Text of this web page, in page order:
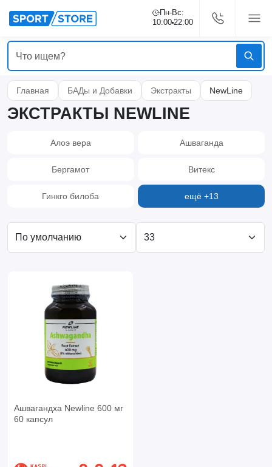
Пн-Вс:
10:00 22:00
Главная БАДы и Добавки Экстракты NewLine
ЭКСТРАКТЫ NEWLINE
Алоэ вера Ашваганда
Бергамот Витекс
Гинкго билоба ещё +13
Ашвагандха Newline 600 мг
60 капсул